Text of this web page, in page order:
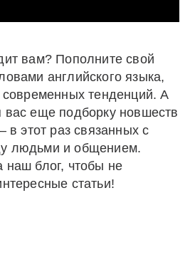
вам? Пополните свой
английского языка,
современных тенденций. А
еще подборку новшеств
в этот раз связанных с
людьми и общением.
наш блог, чтобы не
статьи!